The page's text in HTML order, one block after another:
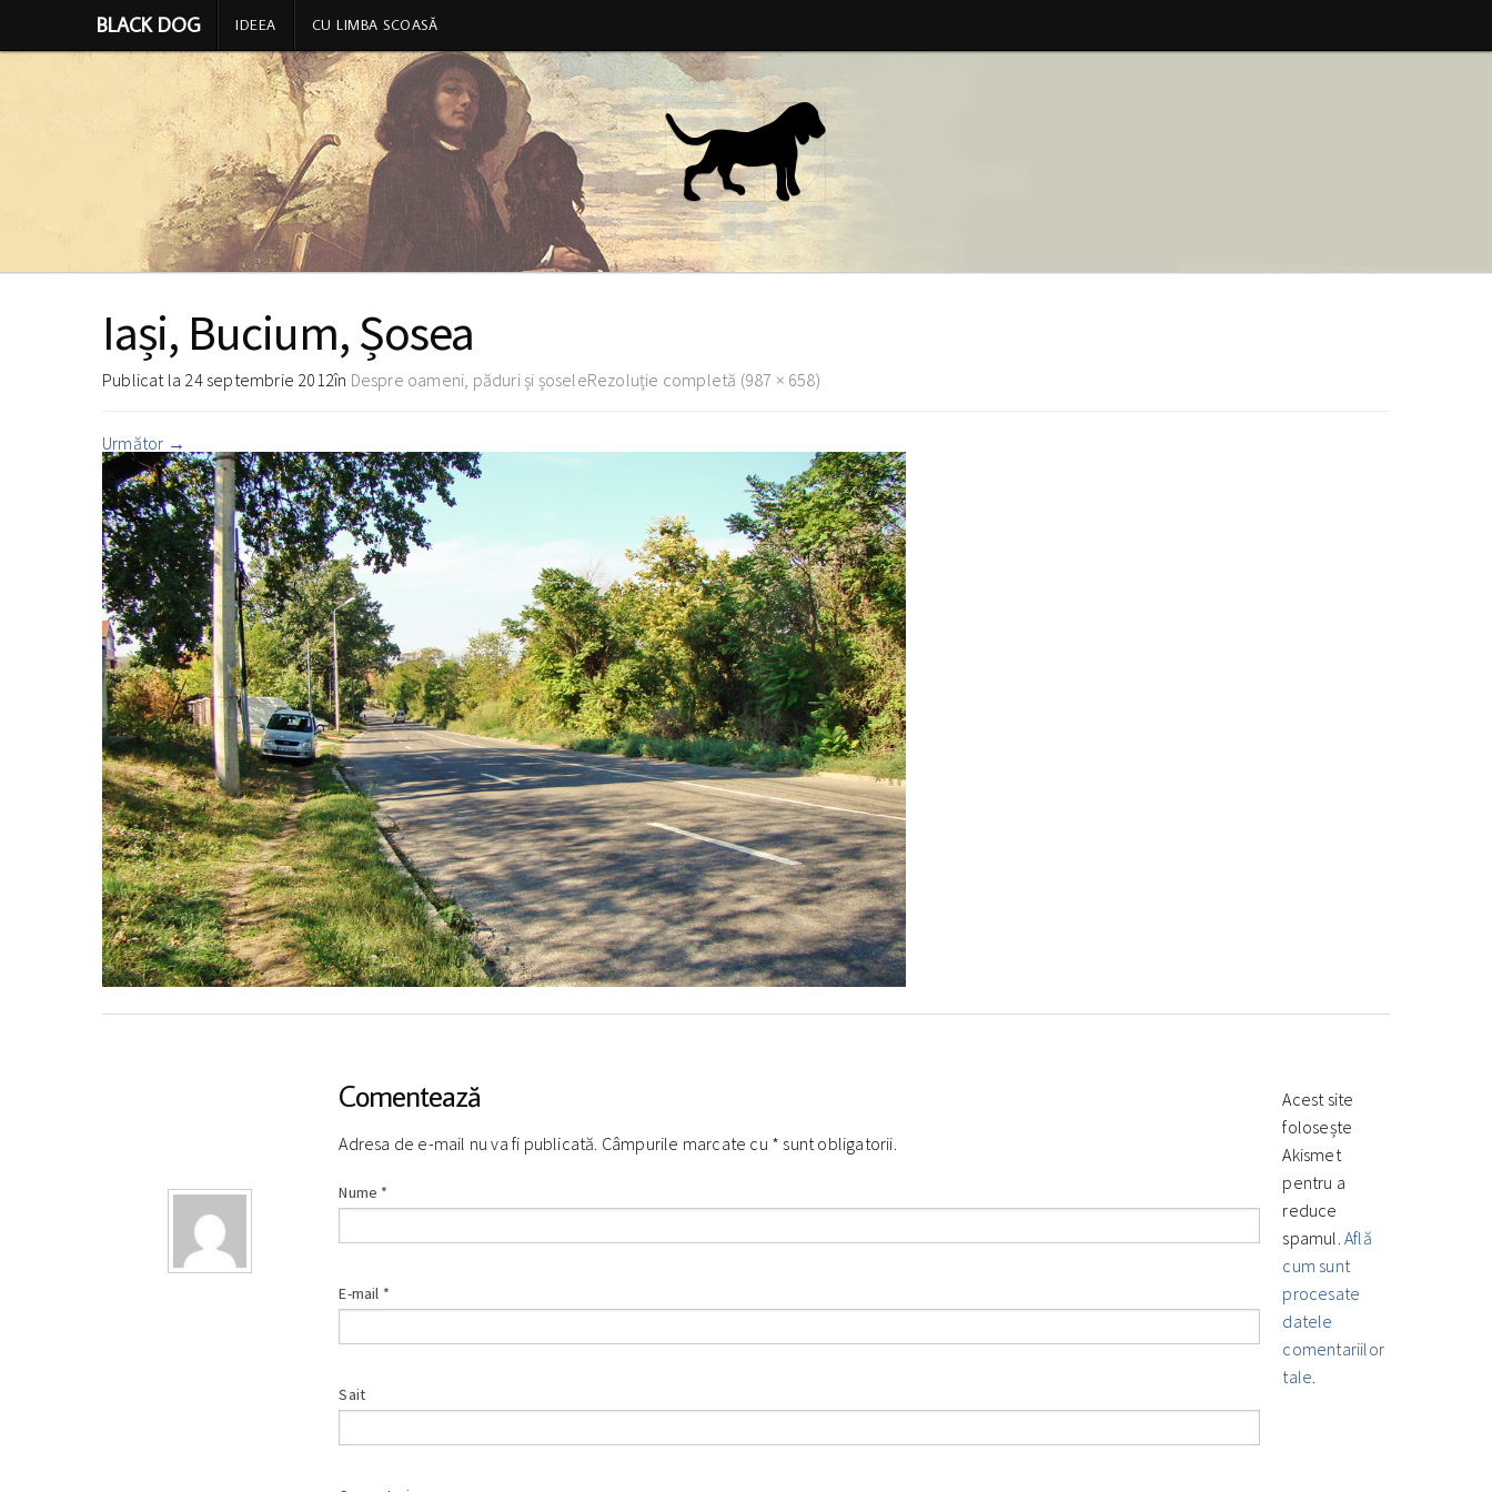
BLACK DOG IDEEA CU LIMBA SCOASĂ
Iași, Bucium, Șosea
Publicat la 24 septembrie 2012în Despre oameni, păduri și șoseleRezoluție completă (987 × 658)
Următor →
Comentează
Adresa de e-mail nu va fi publicată. Câmpurile marcate cu * sunt obligatorii.
Nume *
E-mail *
Sait
Acest site
folosește
Akismet
pentru a
reduce
spamul. Află
cum sunt
procesate
datele
comentariilor
tale.